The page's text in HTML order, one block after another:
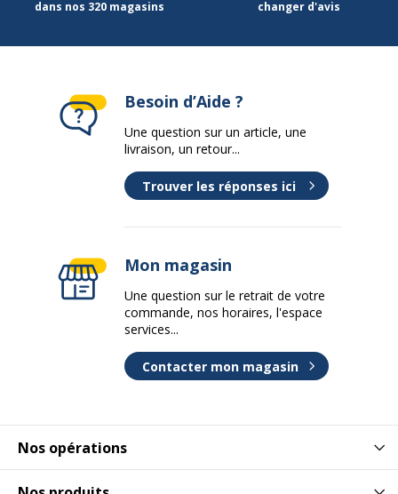
dans nos 320 magasins
changer d'avis
Nos opérations
Besoin d’Aide ?
Une question sur un article, une
livraison, un retour...
Trouver les réponses ici
Mon magasin
Une question sur le retrait de votre
commande, nos horaires, l'espace
services...
Contacter mon magasin